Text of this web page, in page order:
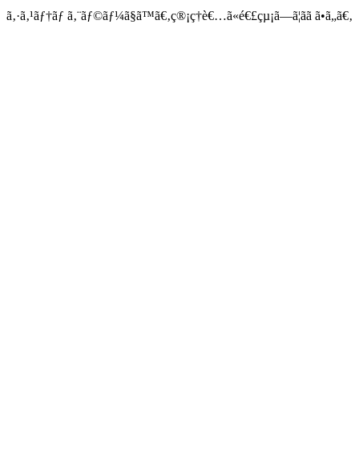
ã‚·ã‚¹ãƒ†ãƒ ã‚¨ãƒ©ãƒ¼ã§ã™ã€‚ç®¡ç†è€…ã«é€£çµ¡ã—ã¦ãã ã•ã„ã€‚